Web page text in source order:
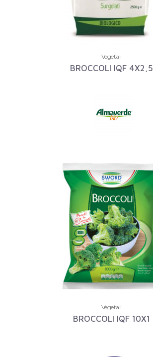
Vegetali
BROCCOLI IQF 4X2,5
Vegetali
BROCCOLI IQF 10X1